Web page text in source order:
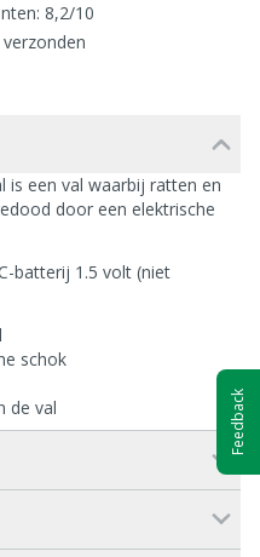
8,2/10
is een val waarbij ratten en
door een elektrische
batterij 1.5 volt (niet
schok
de val
Feedback